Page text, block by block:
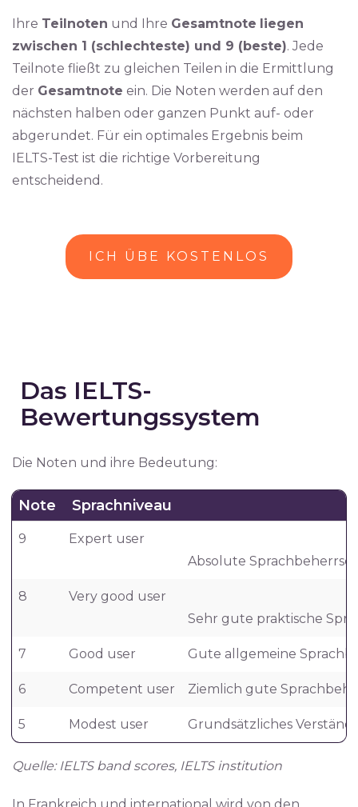
Ihre Teilnoten und Ihre Gesamtnote liegen
zwischen 1 (schlechteste) und 9 (beste). Jede
Teilnote fließt zu gleichen Teilen in die Ermittlung
der Gesamtnote ein. Die Noten werden auf den
nächsten halben oder ganzen Punkt auf- oder
abgerundet. Für ein optimales Ergebnis beim
IELTS-Test ist die richtige Vorbereitung
entscheidend.
ICH ÜBE KOSTENLOS
Das IELTS-
Bewertungssystem
Die Noten und ihre Bedeutung:
Note Sprachniveau
9
Expert user
Absolute
8
Very good user
Sehr gute praktische
7 Good user Gute allgemeine
6 Competent user Ziemlich gute
5 Modest user Grundsätzliches
Quelle: IELTS band scores, IELTS institution